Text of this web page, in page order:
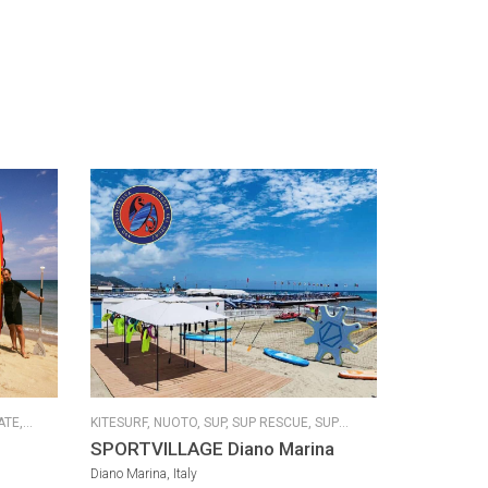
KITESURF, NUOTO,SUP,SUP RESCUE,SUP
YOGA
SPORTVILLAGE Diano Marina
Diano Marina, Italy